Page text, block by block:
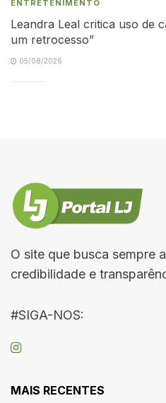
ENTRETENIMENTO
Leandra Leal critica uso de
um retrocesso”
05/08/2026
O site que busca sempre
credibilidade e
#SIGA-NOS:
MAIS RECENTES